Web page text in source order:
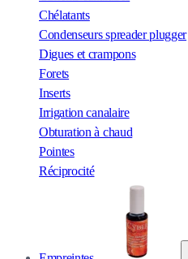
Chélatants
Condenseurs spreader plugger
Digues et crampons
Forets
Inserts
Irrigation canalaire
Obturation à chaud
Pointes
Réciprocité